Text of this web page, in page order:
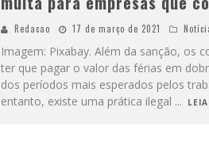
Redacao 17 de março de 2021
Imagem: Pixabay. Além da sanção, os
ter que pagar o valor das férias em
dos períodos mais esperados pelos
entanto, existe uma prática ilegal ...